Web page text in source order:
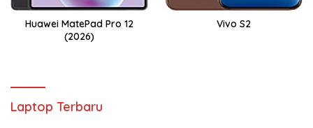
Huawei MatePad Pro 12
(2026)
Vivo S2
Laptop Terbaru